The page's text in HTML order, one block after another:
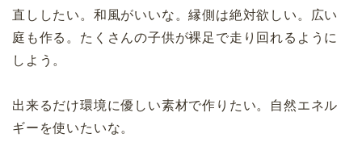
直ししたい。和風がいいな。縁側は絶対欲しい。広い
庭も作る。たくさんの子供が裸足で走り回れるように
しよう。
出来るだけ環境に優しい素材で作りたい。自然エネル
ギーを使いたいな。